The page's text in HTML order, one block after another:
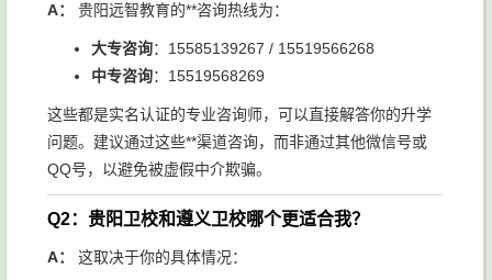
A： 贵阳远智教育的**咨询热线为：
大专咨询：15585139267 / 15519566268
中专咨询：15519568269
这些都是实名认证的专业咨询师，可以直接解答你的升学
问题。建议通过这些**渠道咨询，而非通过其他微信号或
QQ号，以避免被虚假中介欺骗。
Q2：贵阳卫校和遵义卫校哪个更适合我？
A： 这取决于你的具体情况：